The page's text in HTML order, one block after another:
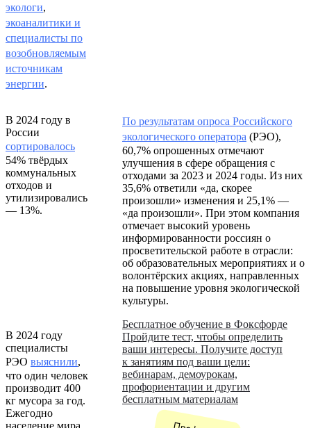
экологи,
экоаналитики и
специалисты по
возобновляемым
источникам
энергии.
В 2024 году в
России
сортировалось
54% твёрдых
коммунальных
отходов и
утилизировались
— 13%.
По результатам опроса Российского
экологического оператора (РЭО),
60,7% опрошенных отмечают
улучшения в сфере обращения с
отходами за 2023 и 2024 годы. Из них
35,6% ответили «да, скорее
произошли» изменения и 25,1% —
«да произошли». При этом компания
отмечает высокий уровень
информированности россиян о
просветительской работе в отрасли:
об образовательных мероприятиях и о
волонтёрских акциях, направленных
на повышение уровня экологической
культуры.
В 2024 году
специалисты
РЭО выяснили,
что один человек
производит 400
кг мусора за год.
Ежегодно
население мира
Бесплатное обучение в Фоксфорде
Пройдите тест, чтобы определить
ваши интересы. Получите доступ
к занятиям под ваши цели:
вебинарам, демоурокам,
профориентации и другим
бесплатным материалам